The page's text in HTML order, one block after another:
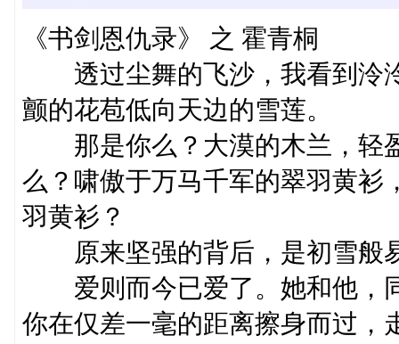
《书剑恩仇录》 之 霍青桐
透过尘舞的飞沙，我看到泠
颤的花苞低向天边的雪莲。
那是你么？大漠的木兰，轻
么？啸傲于万马千军的翠羽黄衫
羽黄衫？
原来坚强的背后，是初雪般
爱则而今已爱了。她和他，
你在仅差一毫的距离擦身而过，